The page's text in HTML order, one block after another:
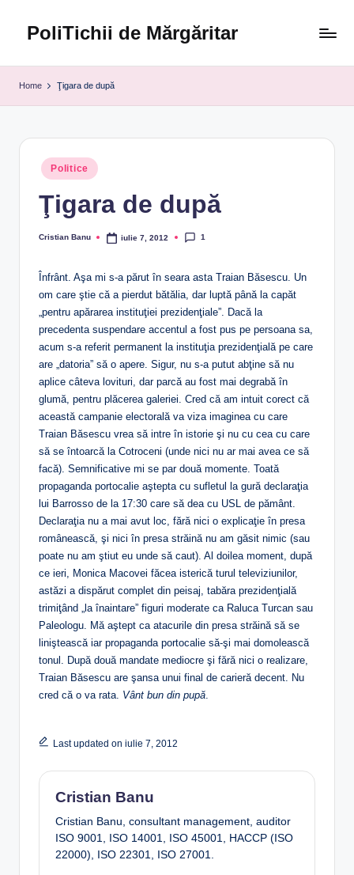
PoliTichii de Mărgăritar
Home Ţigara de după
Posted
in
Politice
Ţigara de după
Posted
Cristian Banu iulie 7, 2012 1
Înfrânt. Aşa mi s-a părut în seara asta Traian Băsescu. Un
om care ştie că a pierdut bătălia, dar luptă până la capăt
„pentru apărarea instituţiei prezidenţiale”. Dacă la
precedenta suspendare accentul a fost pus pe persoana sa,
acum s-a referit permanent la instituţia prezidenţială pe care
are „datoria” să o apere. Sigur, nu s-a putut abţine să nu
aplice câteva lovituri, dar parcă au fost mai degrabă în
glumă, pentru plăcerea galeriei. Cred că am intuit corect că
această campanie electorală va viza imaginea cu care
Traian Băsescu vrea să intre în istorie şi nu cu cea cu care
să se întoarcă la Cotroceni (unde nici nu ar mai avea ce să
facă). Semnificative mi se par două momente. Toată
propaganda portocalie aştepta cu sufletul la gură declaraţia
lui Barrosso de la 17:30 care să dea cu USL de pământ.
Declaraţia nu a mai avut loc, fără nici o explicaţie în presa
românească, şi nici în presa străină nu am găsit nimic (sau
poate nu am ştiut eu unde să caut). Al doilea moment, după
ce ieri, Monica Macovei făcea isterică turul televiziunilor,
astăzi a dispărut complet din peisaj, tabăra prezidenţială
trimiţând „la înaintare” figuri moderate ca Raluca Turcan sau
Paleologu. Mă aştept ca atacurile din presa străină să se
liniştească iar propaganda portocalie să-şi mai domolească
tonul. După două mandate mediocre şi fără nici o realizare,
Traian Băsescu are şansa unui final de carieră decent. Nu
cred că o va rata. Vânt bun din pupă.
Last updated on iulie 7, 2012
Cristian Banu
Cristian Banu, consultant management, auditor
ISO 9001, ISO 14001, ISO 45001, HACCP (ISO
22000), ISO 22301, ISO 27001.